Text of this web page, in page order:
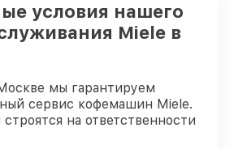
условия нашего
Miele в
мы гарантируем
сервис кофемашин Miele.
на ответственности